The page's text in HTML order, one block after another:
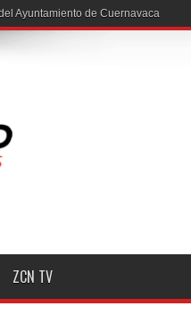
Ayuntamiento de Cuernavaca
ZCN TV